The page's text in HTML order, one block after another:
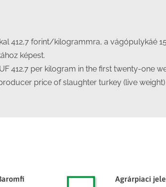
412,7 forint/kilogrammra, a vágópulykáé
képest.
412.7 per kilogram in the first twenty-one
price of slaughter turkey (live
Agrárpiaci